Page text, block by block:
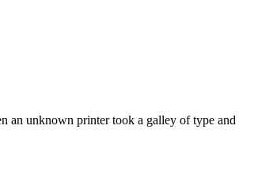
an unknown printer took a galley of type and